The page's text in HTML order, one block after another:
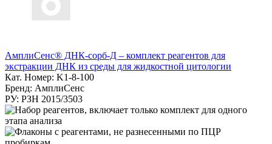
АмплиСенс® ДНК-сорб-Д – комплект реагентов для
экстракции ДНК из среды для жидкостной цитологии
Кат. Номер: K1-8-100
Бренд: АмплиСенс
РУ: РЗН 2015/3503